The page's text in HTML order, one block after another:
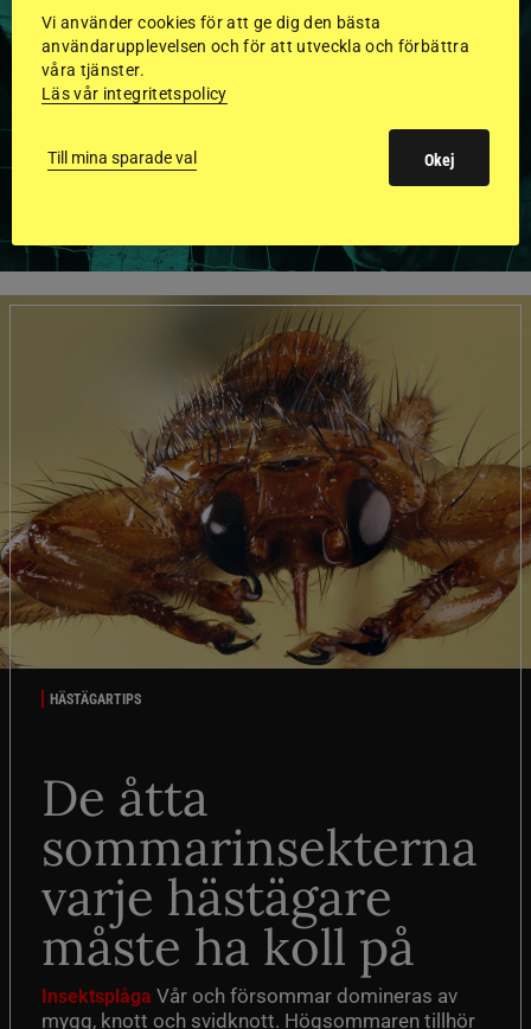
GODKÄNDA HINGSTAR I
FLERA KATEGORIER MED
BILDER OCH FAKTA
HÄSTÄGARTIPS
De åtta
sommarinsekterna
varje hästägare
måste ha koll på
Insektsplåga Vår och försommar domineras av
mygg, knott och svidknott. Högsommaren tillhör
Vi använder cookies för att ge dig den bästa
användarupplevelsen och för att utveckla och förbättra
våra tjänster.
Läs vår integritetspolicy
Till mina sparade val Okej